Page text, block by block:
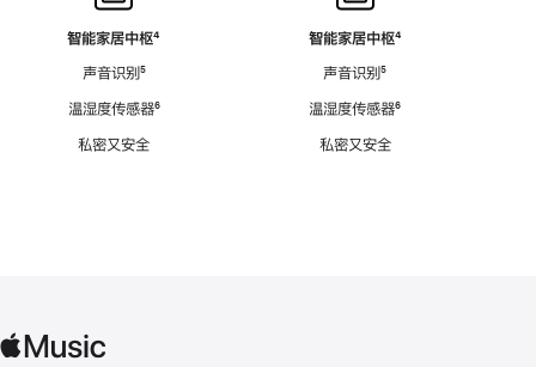
智能家居中枢脚
⁴
声音识别脚
⁵
温湿度传感器脚
⁶
私密又安全
智能家居中枢脚
⁴
声音识别脚
⁵
温湿度传感器脚
⁶
私密又安全